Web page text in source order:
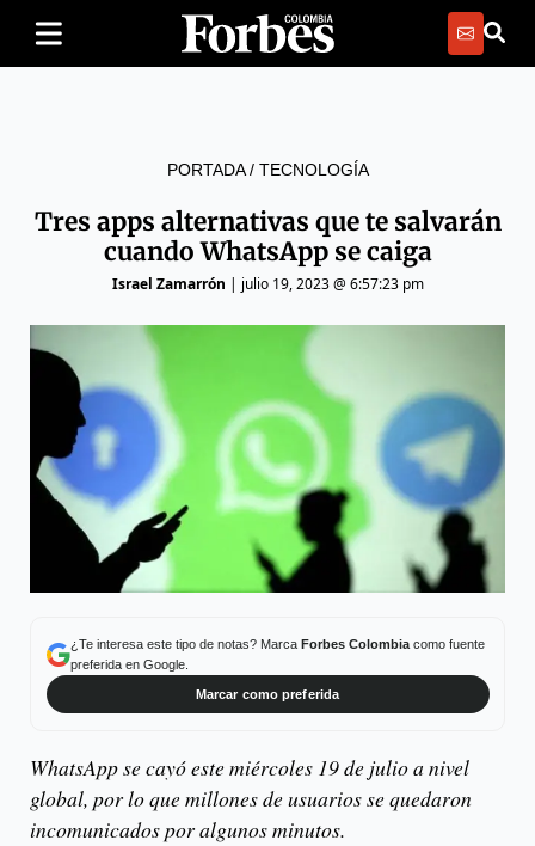
PORTADA/ TECNOLOGÍA
Tres apps alternativas que te salvarán
cuando WhatsApp se caiga
Israel Zamarrón | julio 19, 2023 @ 6:57:23 pm
¿Te interesa este tipo de notas? Marca Forbes Colombiacomo fuente
preferida en Google.
Marcar como preferida
WhatsApp se cayó este miércoles 19 de julio a nivel
global, por lo que millones de usuarios se quedaron
incomunicados por algunos minutos.